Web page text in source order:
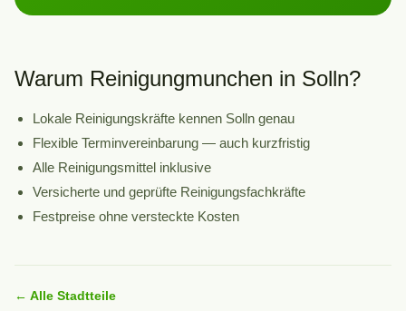
Warum Reinigungmunchen in Solln?
Lokale Reinigungskräfte kennen Solln genau
Flexible Terminvereinbarung — auch kurzfristig
Alle Reinigungsmittel inklusive
Versicherte und geprüfte Reinigungsfachkräfte
Festpreise ohne versteckte Kosten
← Alle Stadtteile